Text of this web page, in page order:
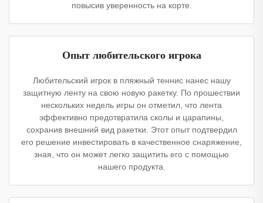
повысив уверенность на корте.
Опыт любительского игрока
Любительский игрок в пляжный теннис нанес нашу
защитную ленту на свою новую ракетку. По прошествии
нескольких недель игры он отметил, что лента
эффективно предотвратила сколы и царапины,
сохранив внешний вид ракетки. Этот опыт подтвердил
его решение инвестировать в качественное снаряжение,
зная, что он может легко защитить его с помощью
нашего продукта.